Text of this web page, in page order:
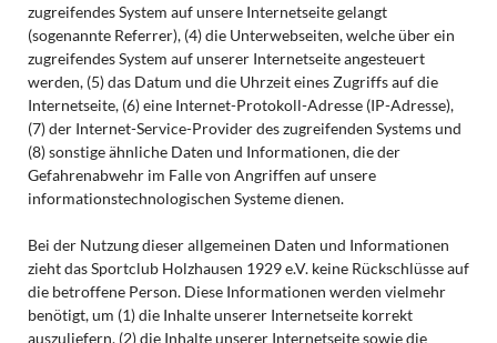
zugreifendes System auf unsere Internetseite gelangt
(sogenannte Referrer), (4) die Unterwebseiten, welche über ein
zugreifendes System auf unserer Internetseite angesteuert
werden, (5) das Datum und die Uhrzeit eines Zugriffs auf die
Internetseite, (6) eine Internet-Protokoll-Adresse (IP-Adresse),
(7) der Internet-Service-Provider des zugreifenden Systems und
(8) sonstige ähnliche Daten und Informationen, die der
Gefahrenabwehr im Falle von Angriffen auf unsere
informationstechnologischen Systeme dienen.
Bei der Nutzung dieser allgemeinen Daten und Informationen
zieht das Sportclub Holzhausen 1929 e.V. keine Rückschlüsse auf
die betroffene Person. Diese Informationen werden vielmehr
benötigt, um (1) die Inhalte unserer Internetseite korrekt
auszuliefern, (2) die Inhalte unserer Internetseite sowie die